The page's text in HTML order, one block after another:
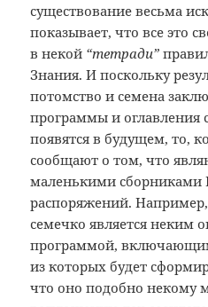
существование весьма
показывает, что все это
в некой “тетради”
Знания. И поскольку
потомство и семена
программы и оглавления
появятся в будущем, то,
сообщают о том, что
маленькими сборниками
распоряжений.
семечко является неким
программой,
из которых будет
что оно подобно некому